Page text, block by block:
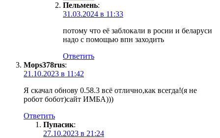
Пельмень:
31.03.2024 в 11:33
потому что её заблокали в росии и беларуси
надо с помощью впн заходить
Ответить
Mops378rus:
21.10.2023 в 11:42
Я скачал обнову 0.58.3 всё отлично,как всегда!(я не
робот бобот)сайт ИМБА)))
Ответить
Пупасик:
27.10.2023 в 21:24